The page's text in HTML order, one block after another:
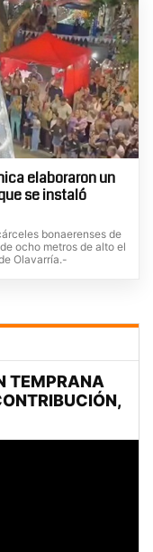
elaboraron un
se instaló
bonaerenses de
ocho metros de alto el
Olavarría.-